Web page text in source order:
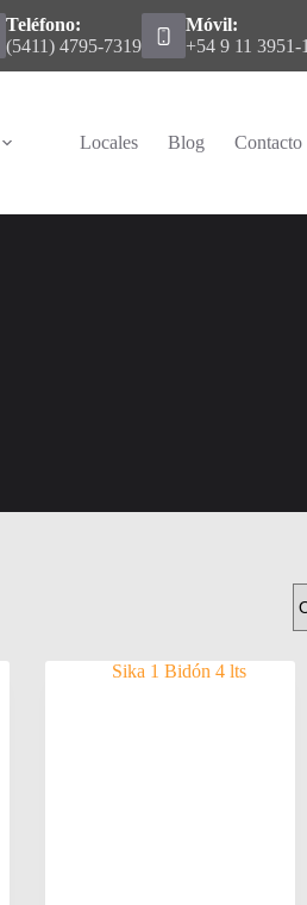
Teléfono:
(5411) 4795-7319
Móvil:
+54 9 11 3951-
Locales Blog Contacto